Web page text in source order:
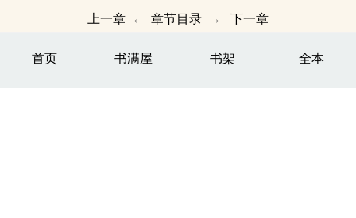
上一章 ← 章节目录 → 下一章
首页 书满屋 书架 全本